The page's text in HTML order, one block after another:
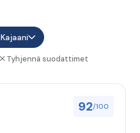
Kajaani
Tyhjennä suodattimet
92/100